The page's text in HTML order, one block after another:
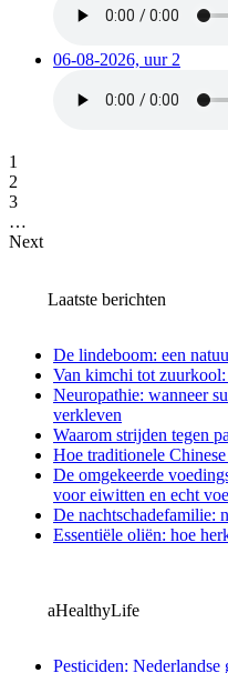
06-08-2026, uur 2
1
2
3
…
Next
Laatste berichten
De lindeboom: een
Van kimchi tot
Neuropathie: wanneer
verkleven
Waarom strijden tegen
Hoe traditionele
De omgekeerde
voor eiwitten en echt
De nachtschadefamilie:
Essentiële oliën: hoe
aHealthyLife
Pesticiden: